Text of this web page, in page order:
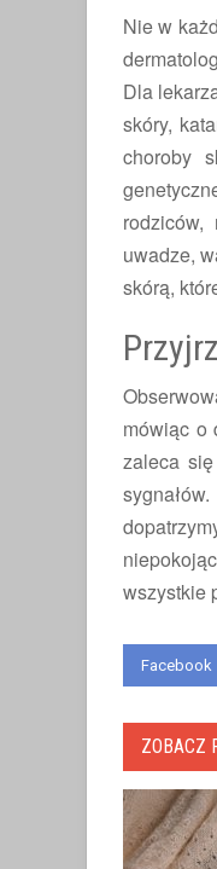
Nie w
Dla
skóry,
choroby
uwadze,
skórą,
mówiąc o
zaleca
wszystkie
Facebook
ZOBACZ